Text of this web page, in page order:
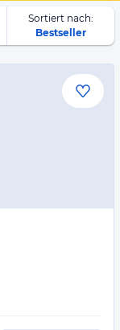
Sortiert nach:
Bestseller